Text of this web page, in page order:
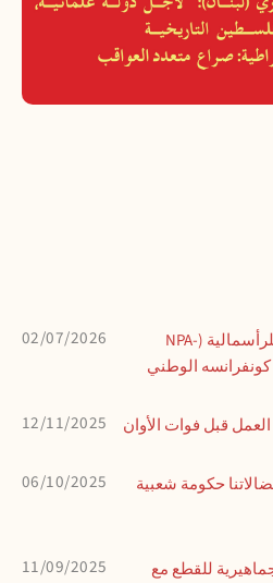
02/07/2026
بيان الحزب الجديد المناهض للرأسمالية (NPA-
12/11/2025 قبل فوات الأوان
06/10/2025
حكومة شعبية
11/09/2025
جماهيرية للقطع مع